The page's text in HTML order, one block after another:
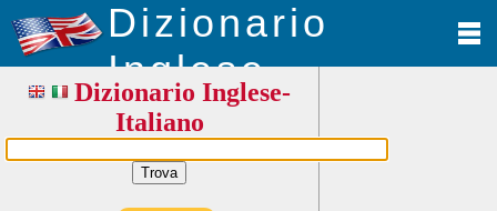
Dizionario
Inglese
Dizionario Inglese-
Italiano